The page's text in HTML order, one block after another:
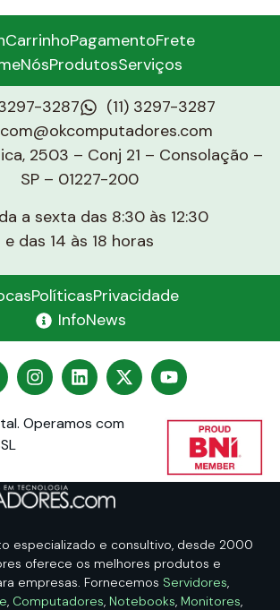
CarrinhoPagamentoFrete
NósProdutosServiços
3287
(11) 3297-3287
2503 – Conj 21 – Consolação –
SP – 01227-200
a sexta das 8:30 às 12:30
e das 14 às 18 horas
PolíticasPrivacidade
InfoNews
Operamos com
especializado e consultivo, desde 2000
oferece os melhores produtos e
empresas. Fornecemos Servidores
Computadores Notebooks Monitores